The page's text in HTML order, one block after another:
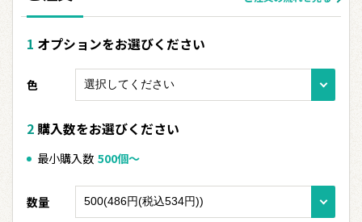
オプションをお選びください
色
購入数をお選びください
最小購入数 500個〜
数量